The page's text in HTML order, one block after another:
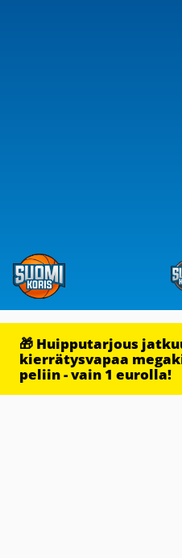
🎁 Huipputarjous
kierrätysvapaa
peliin - vain 1 eurolla!